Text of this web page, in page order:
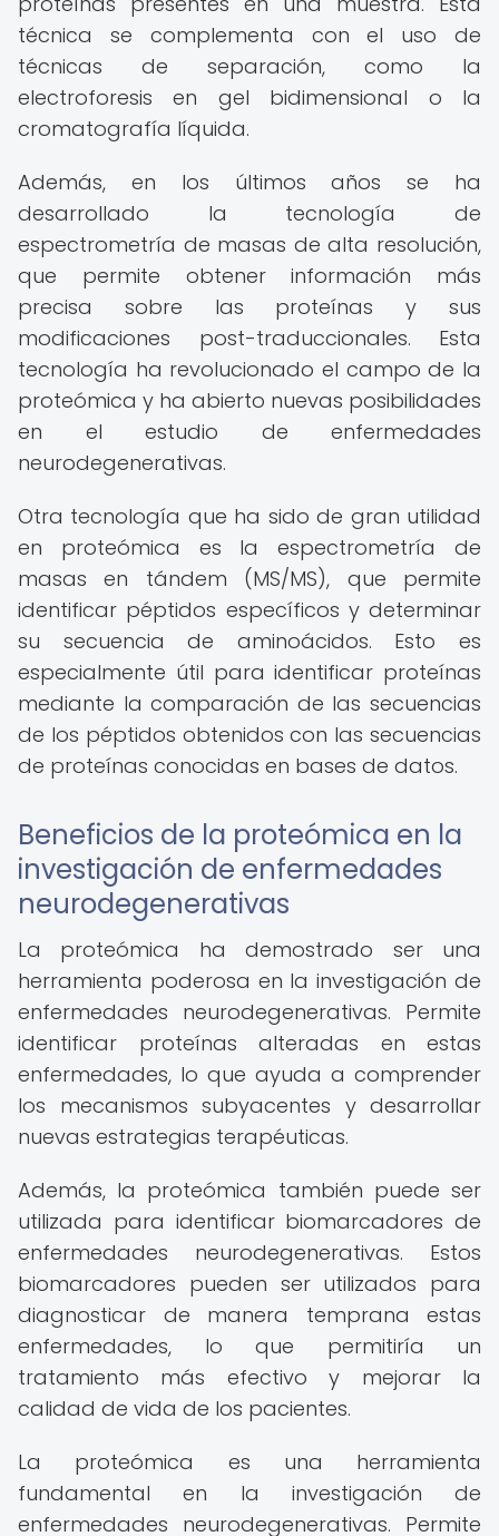
técnica se complementa con el uso de
técnicas de separación, como la
electroforesis en gel bidimensional o la
cromatografía líquida.
Además, en los últimos años se ha
desarrollado la tecnología de
espectrometría de masas de alta resolución,
que permite obtener información más
precisa sobre las proteínas y sus
modificaciones post-traduccionales. Esta
tecnología ha revolucionado el campo de la
proteómica y ha abierto nuevas posibilidades
en el estudio de enfermedades
neurodegenerativas.
Otra tecnología que ha sido de gran utilidad
en proteómica es la espectrometría de
masas en tándem (MS/MS), que permite
identificar péptidos específicos y determinar
su secuencia de aminoácidos. Esto es
especialmente útil para identificar proteínas
mediante la comparación de las secuencias
de los péptidos obtenidos con las secuencias
de proteínas conocidas en bases de datos.
Beneficios de la proteómica en la
investigación de enfermedades
neurodegenerativas
La proteómica ha demostrado ser una
herramienta poderosa en la investigación de
enfermedades neurodegenerativas. Permite
identificar proteínas alteradas en estas
enfermedades, lo que ayuda a comprender
los mecanismos subyacentes y desarrollar
nuevas estrategias terapéuticas.
Además, la proteómica también puede ser
utilizada para identificar biomarcadores de
enfermedades neurodegenerativas. Estos
biomarcadores pueden ser utilizados para
diagnosticar de manera temprana estas
enfermedades, lo que permitiría un
tratamiento más efectivo y mejorar la
calidad de vida de los pacientes.
La proteómica es una herramienta
fundamental en la investigación de
enfermedades neurodegenerativas. Permite